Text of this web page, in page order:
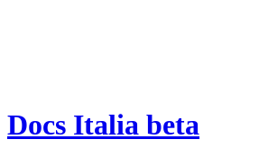
Docs Italia beta